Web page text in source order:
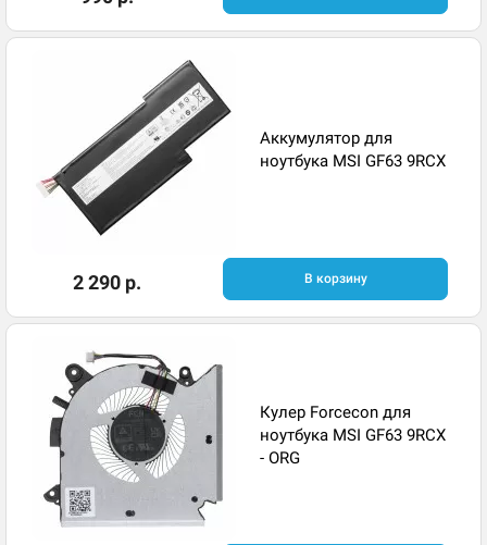
Аккумулятор для
ноутбука MSI GF63 9RCX
2 290 р. В корзину
Кулер Forcecon для
ноутбука MSI GF63 9RCX
- ORG